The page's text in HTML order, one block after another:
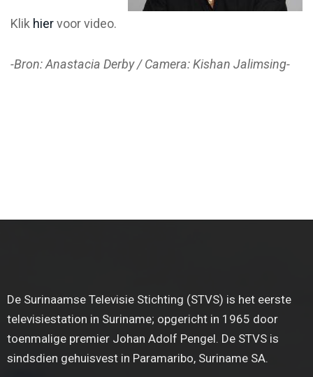
Klik hiervoor video.
-Bron: Anastacia Derby / Camera: Kishan Jalimsing-
De Surinaamse Televisie Stichting (STVS) is het eerste
televisiestation in Suriname; opgericht in 1965 door
toenmalige premier Johan Adolf Pengel. De STVS is
sindsdien gehuisvest in Paramaribo, Suriname SA.